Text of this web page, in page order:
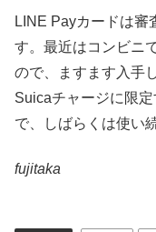
LINE Payカードは審
す。最近はコンビニ
ので、ますます入手
Suicaチャージに限
で、しばらくは使い
fujitaka